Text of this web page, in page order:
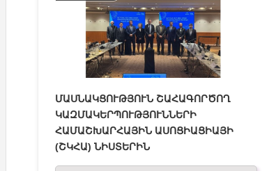
ՄԱՍՆԱԿՑՈՒԹՅՈՒՆ ՇԱՀԱԳՈՐԾՈՂ
ԿԱԶՄԱԿԵՐՊՈՒԹՅՈՒՆՆԵՐԻ
ՀԱՄԱՇԽԱՐՀԱՅԻՆ ԱՍՈՑԻԱՑԻԱՅԻ
(ՇԿՀԱ) ՆԻՍՏԵՐԻՆ